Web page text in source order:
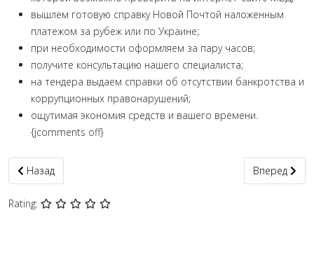
вышлем готовую справку Новой Почтой наложенным
платежом за рубеж или по Украине;
при необходимости оформляем за пару часов;
получите консультацию нашего специалиста;
на тендера выдаем справки об отсутствии банкротства и
коррупционных правонарушений;
ощутимая экономия средств и вашего времени.
{jcomments off}
Предыдущий: Справка о несудимости Лисичанск срочно +
Назад Следующий:
Вперед
Rating: